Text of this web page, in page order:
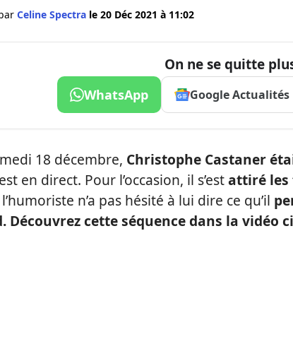
Celine Spectra le 20 Déc 2021 à 11:02
On ne se quitte
WhatsApp Google Actualités
18 décembre, Christophe Castaner
en direct. Pour l’occasion, il s’estattiré les
n’a pas hésité à lui dire ce qu’il
Découvrez cette séquence dans la vidéo